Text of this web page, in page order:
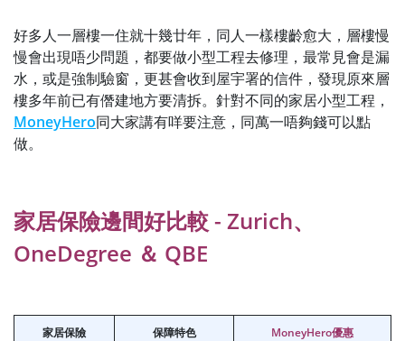
好多人一層樓一住就十幾廿年，同人一樣樓齡愈大，層樓慢
慢會出現唔少問題，都要做小型工程去修理，最常見會是漏
水，或是強制驗窗，更甚會收到屋宇署的信件，發現原來層
樓多年前已有僭建地方要清拆。針對不同的家居小型工程，
MoneyHero同大家講有咩要注意，同萬一唔夠錢可以點
做。
家居保險邊間好比較 - Zurich、
OneDegree ＆ QBE
家居保險 保障特色 MoneyHero優惠